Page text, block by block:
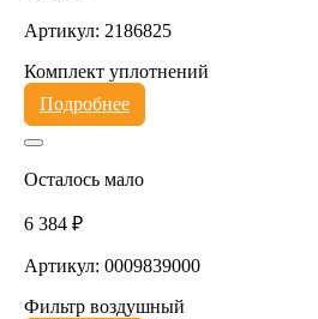
Артикул: 2186825
Комплект уплотнений
Подробнее
Осталось мало
6 384 ₽
Артикул: 0009839000
Фильтр воздушный